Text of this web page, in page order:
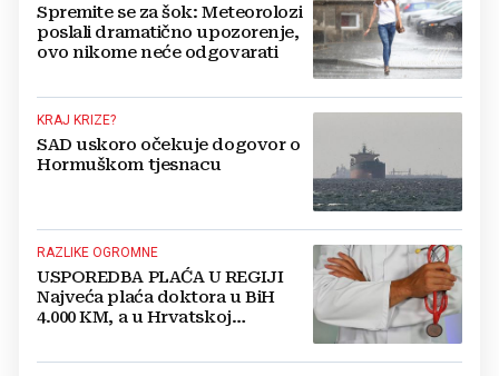
Spremite se za šok: Meteorolozi
poslali dramatično upozorenje,
ovo nikome neće odgovarati
KRAJ KRIZE?
SAD uskoro očekuje dogovor o
Hormuškom tjesnacu
RAZLIKE OGROMNE
USPOREDBA PLAĆA U REGIJI
Najveća plaća doktora u BiH
4.000 KM, a u Hrvatskoj